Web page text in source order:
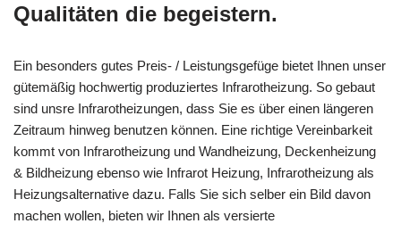
Qualitäten die begeistern.
Ein besonders gutes Preis- / Leistungsgefüge bietet Ihnen unser
gütemäßig hochwertig produziertes Infrarotheizung. So gebaut
sind unsre Infrarotheizungen, dass Sie es über einen längeren
Zeitraum hinweg benutzen können. Eine richtige Vereinbarkeit
kommt von Infrarotheizung und Wandheizung, Deckenheizung
& Bildheizung ebenso wie Infrarot Heizung, Infrarotheizung als
Heizungsalternative dazu. Falls Sie sich selber ein Bild davon
machen wollen, bieten wir Ihnen als versierte